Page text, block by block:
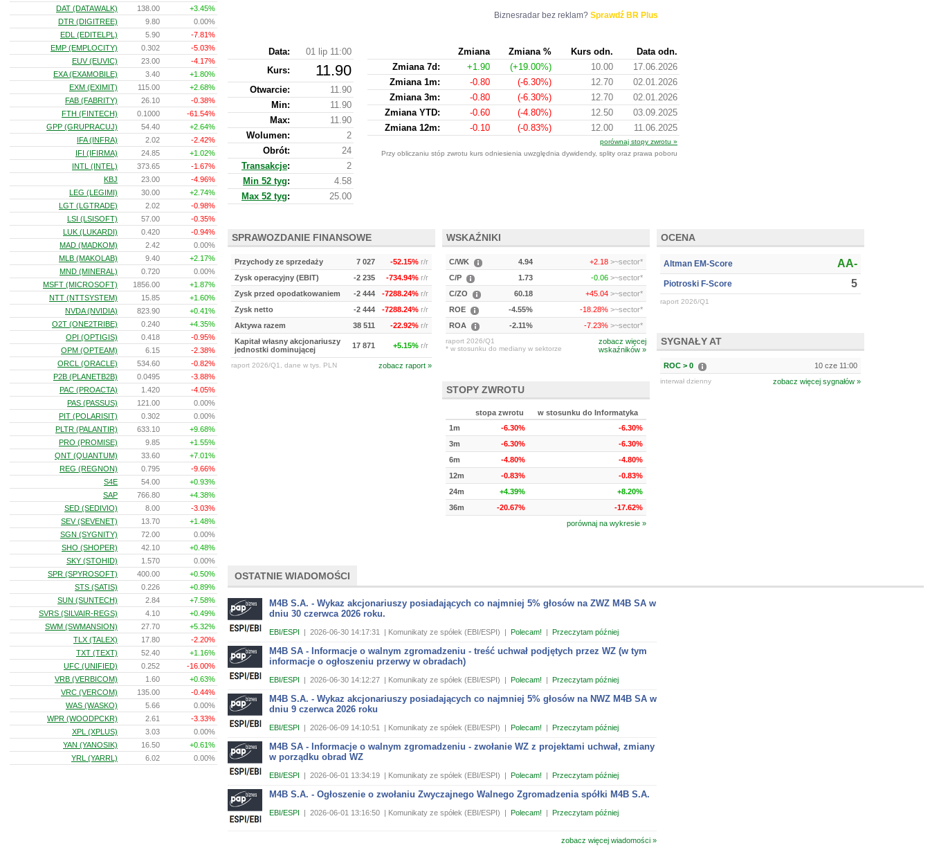
Biznesradar bez reklam? Sprawdź BR Plus
Data:
01 lip 11:00
Kurs: 11.90
Otwarcie:
11.90
Min:
11.90
Max:
11.90
Wolumen:
2
Obrót:
24
Transakcje:
2
Min 52 tyg:
4.58
Max 52 tyg: 25.00
Zmiana Zmiana % Kurs odn.
Data odn.
Zmiana 7d:
+1.90 (+19.00%) 10.00
17.06.2026
Zmiana 1m:
-0.80 (-6.30%) 12.70
02.01.2026
Zmiana 3m:
-0.80 (-6.30%) 12.70
02.01.2026
Zmiana YTD:
-0.60 (-4.80%) 12.50
03.09.2025
Zmiana 12m:
-0.10 (-0.83%) 12.00 11.06.2025
porównaj stopy zwrotu »
Przy obliczaniu stóp zwrotu kurs odniesienia uwzględnia dywidendy, splity oraz prawa poboru
SPRAWOZDANIE FINANSOWE
Przychody ze sprzedaży 7 027 -52.15% r/r
Zysk operacyjny (EBIT)
-2 235 -734.94% r/r
Zysk przed opodatkowaniem
-2 444 -7288.24% r/r
Zysk netto
-2 444 -7288.24% r/r
Aktywa razem
38 511 -22.92% r/r
Kapitał własny akcjonariuszy
jednostki dominującej
17 871 +5.15% r/r
raport 2026/Q1, dane w tys. PLN zobacz raport »
WSKAŹNIKI
C/WK 4.94 +2.18 >~sector*
C/P
1.73 -0.06 >~sector*
C/ZO
60.18 +45.04 >~sector*
ROE
-4.55% -18.28% >~sector*
ROA
-2.11% -7.23% >~sector*
raport 2026/Q1
* w stosunku do mediany w sektorze
zobacz więcej
wskaźników »
OCENA
Altman EM-Score AA-
Piotroski F-Score 5
raport 2026/Q1
SYGNAŁY AT
ROC > 0 10 cze 11:00
interwał dzienny zobacz więcej sygnałów »
STOPY ZWROTU
stopa zwrotu
w stosunku do Informatyka
1m
-6.30%
-6.30%
3m
-6.30%
-6.30%
6m
-4.80%
-4.80%
12m
-0.83%
-0.83%
24m
+4.39%
+8.20%
36m
-20.67%
-17.62%
porównaj na wykresie »
OSTATNIE WIADOMOŚCI
M4B S.A. - Wykaz akcjonariuszy posiadających co najmniej 5% głosów na ZWZ M4B SA w
dniu 30 czerwca 2026 roku.
EBI/ESPI 2026-06-30 14:17:31 | Komunikaty ze spółek (EBI/ESPI) Polecam! Przeczytam później
M4B SA - Informacje o walnym zgromadzeniu - treść uchwał podjętych przez WZ (w tym
informacje o ogłoszeniu przerwy w obradach)
EBI/ESPI 2026-06-30 14:12:27 | Komunikaty ze spółek (EBI/ESPI) Polecam! Przeczytam później
M4B S.A. - Wykaz akcjonariuszy posiadających co najmniej 5% głosów na NWZ M4B SA w
dniu 9 czerwca 2026 roku
EBI/ESPI 2026-06-09 14:10:51 | Komunikaty ze spółek (EBI/ESPI) Polecam! Przeczytam później
M4B SA - Informacje o walnym zgromadzeniu - zwołanie WZ z projektami uchwał, zmiany
w porządku obrad WZ
EBI/ESPI 2026-06-01 13:34:19 | Komunikaty ze spółek (EBI/ESPI) Polecam! Przeczytam później
M4B S.A. - Ogłoszenie o zwołaniu Zwyczajnego Walnego Zgromadzenia spółki M4B S.A.
EBI/ESPI 2026-06-01 13:16:50 | Komunikaty ze spółek (EBI/ESPI) Polecam! Przeczytam później
zobacz więcej wiadomości »
DAT (DATAWALK)
138.00
+3.45%
DTR (DIGITREE)
9.80
0.00%
EDL (EDITELPL)
5.90
-7.81%
EMP (EMPLOCITY)
0.302
-5.03%
EUV (EUVIC)
23.00
-4.17%
EXA (EXAMOBILE)
3.40
+1.80%
EXM (EXIMIT)
115.00
+2.68%
FAB (FABRITY)
26.10
-0.38%
FTH (FINTECH)
0.1000
-61.54%
GPP (GRUPRACUJ)
54.40
+2.64%
IFA (INFRA)
2.02
-2.42%
IFI (IFIRMA)
24.85
+1.02%
INTL (INTEL)
373.65
-1.67%
KBJ
23.00
-4.96%
LEG (LEGIMI)
30.00
+2.74%
LGT (LGTRADE)
2.02
-0.98%
LSI (LSISOFT)
57.00
-0.35%
LUK (LUKARDI)
0.420
-0.94%
MAD (MADKOM)
2.42
0.00%
MLB (MAKOLAB)
9.40
+2.17%
MND (MINERAL)
0.720
0.00%
MSFT (MICROSOFT)
1856.00
+1.87%
NTT (NTTSYSTEM)
15.85
+1.60%
NVDA (NVIDIA)
823.90
+0.41%
O2T (ONE2TRIBE)
0.240
+4.35%
OPI (OPTIGIS)
0.418
-0.95%
OPM (OPTEAM)
6.15
-2.38%
ORCL (ORACLE)
534.60
-0.82%
P2B (PLANETB2B)
0.0495
-3.88%
PAC (PROACTA)
1.420
-4.05%
PAS (PASSUS)
121.00
0.00%
PIT (POLARISIT)
0.302
0.00%
PLTR (PALANTIR)
633.10
+9.68%
PRO (PROMISE)
9.85
+1.55%
QNT (QUANTUM)
33.60
+7.01%
REG (REGNON)
0.795
-9.66%
S4E
54.00
+0.93%
SAP
766.80
+4.38%
SED (SEDIVIO)
8.00
-3.03%
SEV (SEVENET)
13.70
+1.48%
SGN (SYGNITY)
72.00
0.00%
SHO (SHOPER)
42.10
+0.48%
SKY (STOHID)
1.570
0.00%
SPR (SPYROSOFT)
400.00
+0.50%
STS (SATIS)
0.226
+0.89%
SUN (SUNTECH)
2.84
+7.58%
SVRS (SILVAIR-REGS)
4.10
+0.49%
SWM (SWMANSION)
27.70
+5.32%
TLX (TALEX)
17.80
-2.20%
TXT (TEXT)
52.40
+1.16%
UFC (UNIFIED)
0.252
-16.00%
VRB (VERBICOM)
1.60
+0.63%
VRC (VERCOM)
135.00
-0.44%
WAS (WASKO)
5.66
0.00%
WPR (WOODPCKR)
2.61
-3.33%
XPL (XPLUS)
3.03
0.00%
YAN (YANOSIK)
16.50
+0.61%
YRL (YARRL)
6.02 0.00%